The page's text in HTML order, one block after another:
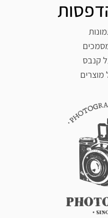
קנבס